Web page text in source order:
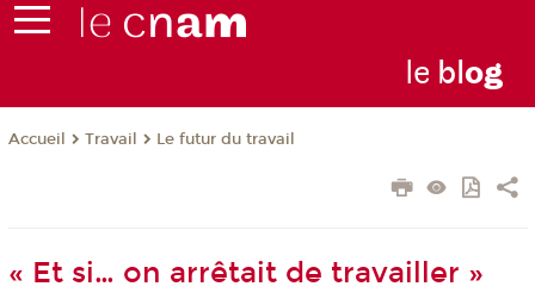
le blog
Accueil Travail Le futur du travail
« Et si… on arrêtait de travailler »